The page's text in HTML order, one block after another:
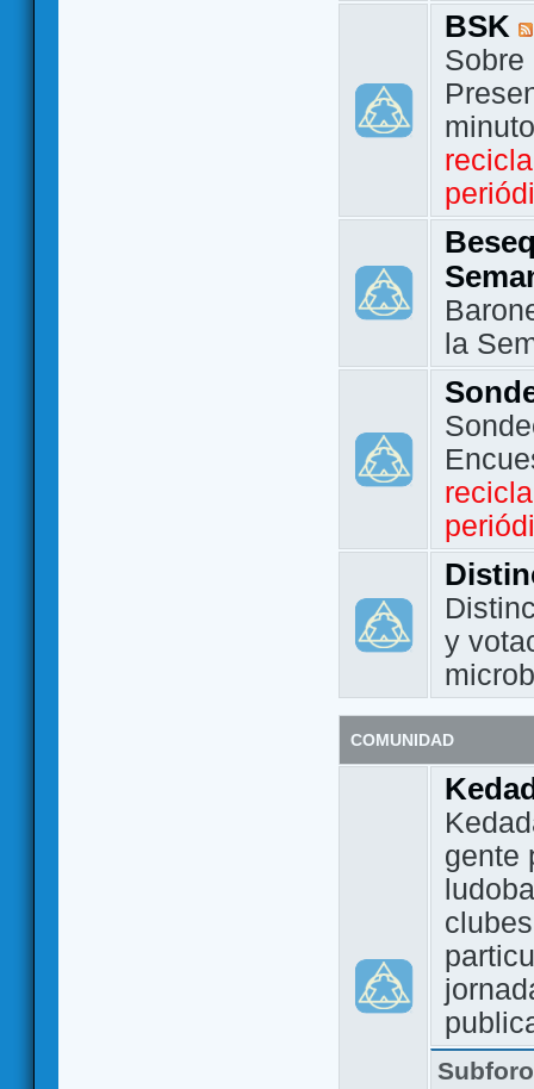
BSK
Sobre
la
y
COMUNIDAD
gente